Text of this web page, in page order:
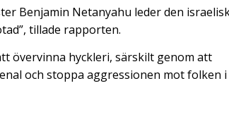
Benjamin Netanyahu leder den
tillade rapporten.
övervinna hyckleri, särskilt genom att
och stoppa aggressionen mot folken i